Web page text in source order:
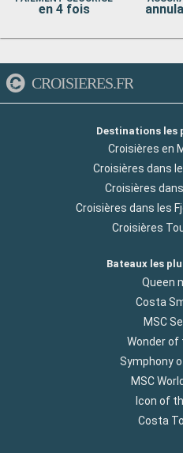
en 4 fois
CROISIERES.FR
Destinations les
Croisières en
Croisières dans
Croisières
Croisières dans les
Croisières
Bateaux les
Queen
Costa
MSC
Wonder of
Symphony
MSC
Icon of
Costa